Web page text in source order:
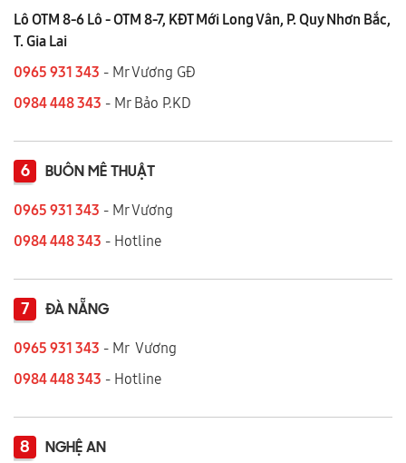
Lô OTM 8-6 Lô - OTM 8-7, KĐT Mới Long Vân, P. Quy Nhơn Bắc,
T. Gia Lai
0965 931 343 - Mr Vương GĐ
0984 448 343 - Mr Bảo P.KD
6 BUÔN MÊ THUẬT
0965 931 343 - Mr Vương
0984 448 343 - Hotline
7 ĐÀ NẴNG
0965 931 343 - Mr Vương
0984 448 343 - Hotline
8 NGHỆ AN